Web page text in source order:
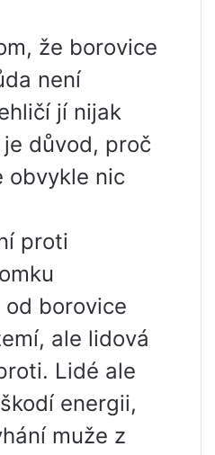
že borovice
není
jí nijak
důvod, proč
obvykle nic
proti
od borovice
ale lidová
Lidé ale
energii,
muže z